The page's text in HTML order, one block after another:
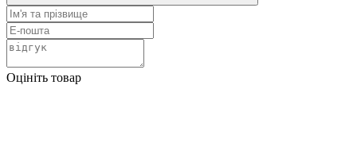
Оцініть товар